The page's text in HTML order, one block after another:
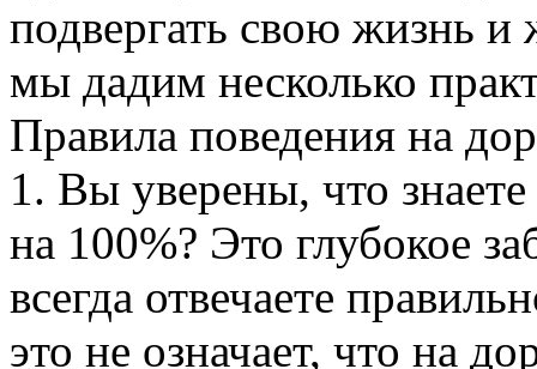
подвергать свою жизнь
мы дадим несколько
Правила поведения на
1. Вы уверены, что
на 100%? Это глубокое
всегда отвечаете
это не означает, что на